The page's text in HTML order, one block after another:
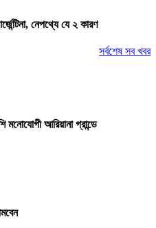
নেপথ্যে যে ২ কারণ
সর্বশেষ সব খবর
আরিয়ানা গ্রান্ডে